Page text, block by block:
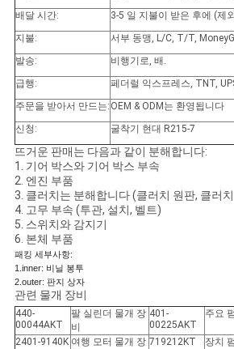
배달 시간:
3-5 일 지불이 받은 후에 (제
지불:
서부 동맹, L/C, T/T,
발송:
비행기로, 배.
급행:
페더럴 익스프레스, TNT,
주문을 받아서 만드는: OEM & ODM는 환영됩니다
신청:
굴착기 현대 R215-7
뜨거운 판매는 다음과 같이 분해합니다:
1. 기어 박스와 기어 박스 부속
2. 엔진 부품
3. 클러치는 분해합니다 (클러치 원판, 클러
4. 고무 부속 (투관, 설치, 벨트)
5. 스위치와 감지기
6. 본체 부품
패킹 세부사항:
1.inner: 비닐 봉투
2.outer: 판지 상자
관련 물개 장비
440-
00044AKT
팔 실린더 물개 장
비
401-
00225AKT
주요
2401-9140K 여행 모터 물개 장 719212KT 장치